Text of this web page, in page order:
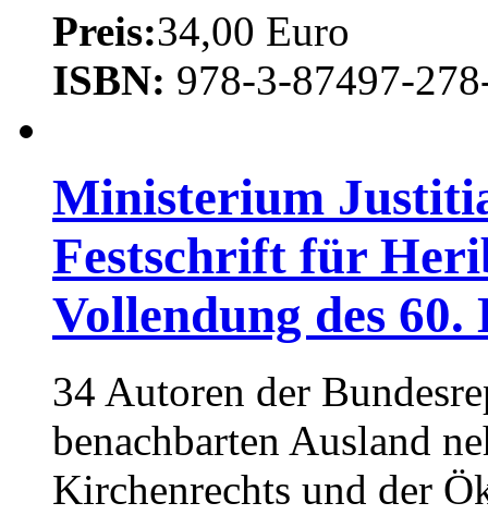
Preis:34,00 Euro
ISBN: 978-3-87497-
Ministerium
Festschrift für
Vollendung des 60.
34 Autoren der
benachbarten Ausland
Kirchenrechts und der